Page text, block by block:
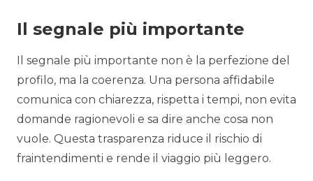
Il segnale più importante
Il segnale più importante non è la perfezione del
profilo, ma la coerenza. Una persona affidabile
comunica con chiarezza, rispetta i tempi, non evita
domande ragionevoli e sa dire anche cosa non
vuole. Questa trasparenza riduce il rischio di
fraintendimenti e rende il viaggio più leggero.